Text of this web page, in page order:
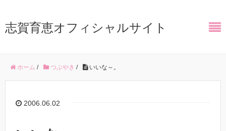
志賀育恵オフィシャルサイト
ホーム / つぶやき / いいな～。
2006.06.02